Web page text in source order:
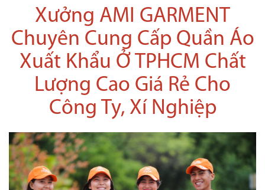
Xưởng AMI GARMENT
Chuyên Cung Cấp Quần Áo
Xuất Khẩu Ở TPHCM Chất
Lượng Cao Giá Rẻ Cho
Công Ty, Xí Nghiệp